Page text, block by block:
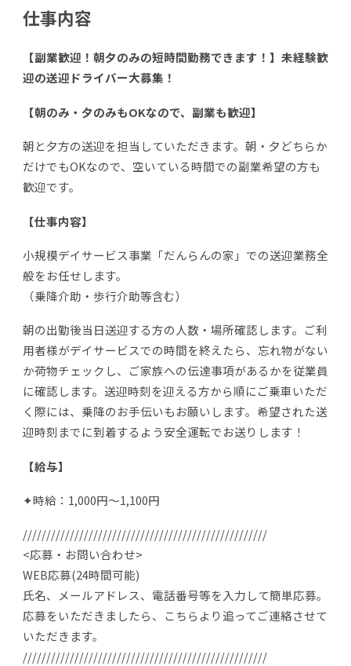
仕事内容
【副業歓迎！朝夕のみの短時間勤務できます！】未経験歓
迎の送迎ドライバー大募集！
【朝のみ・夕のみもOKなので、副業も歓迎】
朝と夕方の送迎を担当していただきます。朝・夕どちらか
だけでもOKなので、空いている時間での副業希望の方も
歓迎です。
【仕事内容】
小規模デイサービス事業「だんらんの家」での送迎業務全
般をお任せします。
（乗降介助・歩行介助等含む）
朝の出勤後当日送迎する方の人数・場所確認します。ご利
用者様がデイサービスでの時間を終えたら、忘れ物がない
か荷物チェックし、ご家族への伝達事項があるかを従業員
に確認します。送迎時刻を迎える方から順にご乗車いただ
く際には、乗降のお手伝いもお願いします。希望された送
迎時刻までに到着するよう安全運転でお送りします！
【給与】
✦時給：1,000円～1,100円
////////////////////////////////////////////////////
<応募・お問い合わせ>
WEB応募(24時間可能)
氏名、メールアドレス、電話番号等を入力して簡単応募。
応募をいただきましたら、こちらより追ってご連絡させて
いただきます。
////////////////////////////////////////////////////